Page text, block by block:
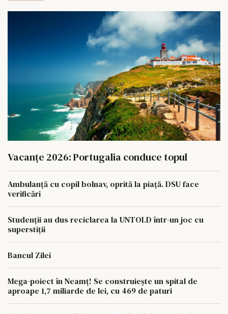
Vacanțe 2026: Portugalia conduce topul
Ambulanță cu copil bolnav, oprită la piață. DSU face
verificări
Studenții au dus reciclarea la UNTOLD într-un joc cu
superstiții
Bancul Zilei
Mega-poiect în Neamț! Se construiește un spital de
aproape 1,7 miliarde de lei, cu 469 de paturi